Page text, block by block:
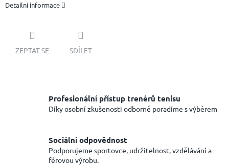
Detailní informace
ZEPTAT SE SDÍLET
Profesionální přístup trenérů tenisu
Díky osobní zkušenosti odborně poradíme s výběrem
Sociální odpovědnost
Podporujeme sportovce, udržitelnost, vzdělávání a
férovou výrobu.